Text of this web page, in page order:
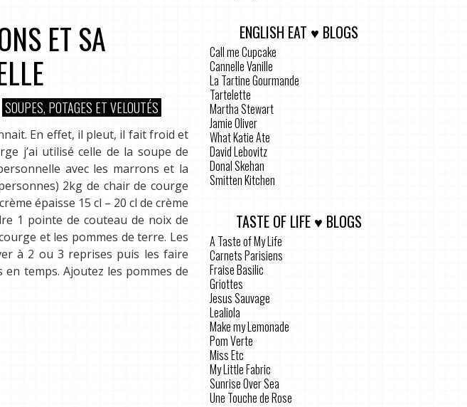
ET SA
SOUPES, POTAGES ET VELOUTÉS
En effet, il pleut, il fait froid et
j’ai utilisé celle de la soupe de
avec les marrons et la
2kg de chair de courge
épaisse 15 cl – 20 cl de crème
1 pointe de couteau de noix de
et les pommes de terre. Les
à 2 ou 3 reprises puis les faire
temps. Ajoutez les pommes de
ENGLISH EAT ♥ BLOGS
Call me Cupcake
Cannelle Vanille
La Tartine Gourmande
Tartelette
Martha Stewart
Jamie Oliver
What Katie Ate
David Lebovitz
Donal Skehan
Smitten Kitchen
TASTE OF LIFE ♥ BLOGS
A Taste of My Life
Carnets Parisiens
Fraise Basilic
Griottes
Jesus Sauvage
Lealiola
Make my Lemonade
Pom Verte
Miss Etc
My Little Fabric
Sunrise Over Sea
Une Touche de Rose